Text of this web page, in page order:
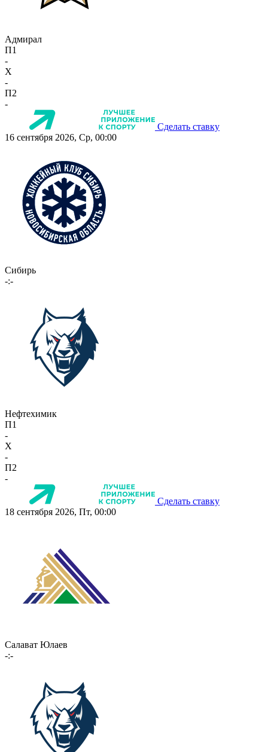
Адмирал
П1
-
X
-
П2
-
Сделать ставку
16 сентября 2026, Ср, 00:00
Сибирь
-:-
Нефтехимик
П1
-
X
-
П2
-
Сделать ставку
18 сентября 2026, Пт, 00:00
Салават Юлаев
-:-